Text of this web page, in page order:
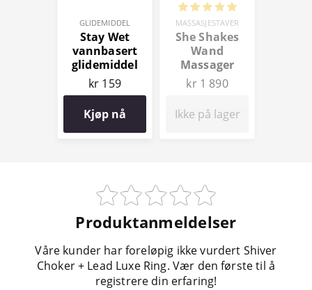
GLIDEMIDDEL
Stay Wet
vannbasert
glidemiddel
100 ml
kr 159
Kjøp nå
MASSASJESTAVER
She Shakes
Wand
Massager
kr 1 890
Ikke på lager
Produktanmeldelser
Våre kunder har foreløpig ikke vurdert Shiver
Choker + Lead Luxe Ring. Vær den første til å
registrere din erfaring!